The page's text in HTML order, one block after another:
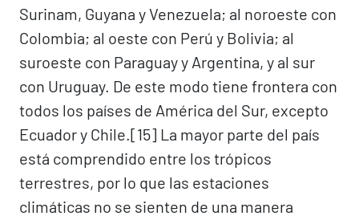
Surinam, Guyana y Venezuela; al noroeste con
Colombia; al oeste con Perú y Bolivia; al
suroeste con Paraguay y Argentina, y al sur
con Uruguay. De este modo tiene frontera con
todos los países de América del Sur, excepto
Ecuador y Chile.[15]​ La mayor parte del país
está comprendido entre los trópicos
terrestres, por lo que las estaciones
climáticas no se sienten de una manera